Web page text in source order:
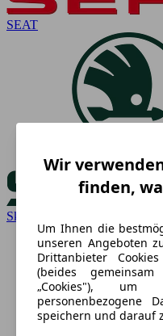
SEAT
Skoda
Wir
finden,
Um Ihnen die
unseren Angeboten
Drittanbieter
(beides
„Cookies"), um
personenbezogene
speichern und darauf